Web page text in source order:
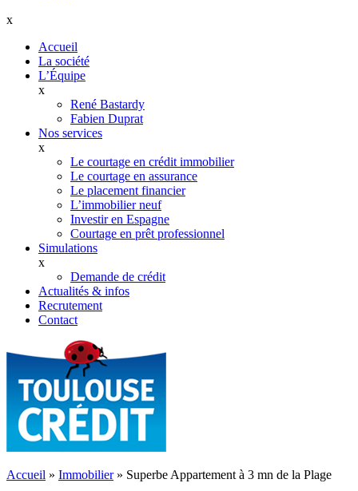
x
Accueil
La société
L’Équipe
x
René Bastardy
Fabien Duprat
Nos services
x
Le courtage en crédit immobilier
Le courtage en assurance
Le placement financier
L’immobilier neuf
Investir en Espagne
Courtage en prêt professionnel
Simulations
x
Demande de crédit
Actualités & infos
Recrutement
Contact
Accueil » Immobilier» Superbe Appartement à 3 mn de la Plage